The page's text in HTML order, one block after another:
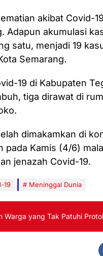
akibat Covid-
Adapun akumulasi
satu, menjadi 19
Semarang.
19 di Kabupaten
tiga dirawat di
dimakamkan di
pada Kamis (4/6)
jenazah Covid-19.
19 Meninggal Dunia
Warga yang Tak Patuhi